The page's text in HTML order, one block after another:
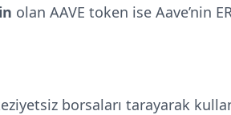
olan AAVE token ise Aave’nin
borsaları tarayarak